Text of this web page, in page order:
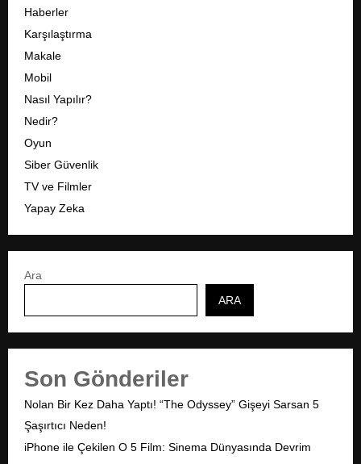
Haberler
Karşılaştırma
Makale
Mobil
Nasıl Yapılır?
Nedir?
Oyun
Siber Güvenlik
TV ve Filmler
Yapay Zeka
Ara
ARA
Son Gönderiler
Nolan Bir Kez Daha Yaptı! “The Odyssey” Gişeyi Sarsan 5
Şaşırtıcı Neden!
iPhone ile Çekilen O 5 Film: Sinema Dünyasında Devrim